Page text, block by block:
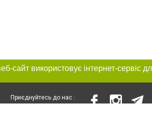
Приєднуйтесь до нас :